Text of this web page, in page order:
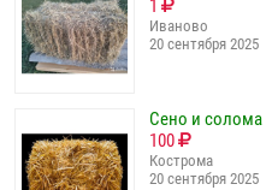
1
Иваново
20 сентября 2025
Сено и солома
100
Кострома
20 сентября 2025